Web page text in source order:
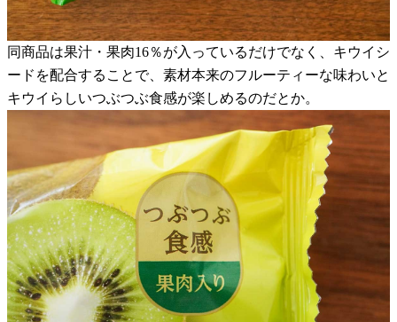
同商品は果汁・果肉16％が入っているだけでなく、キウイシ
ードを配合することで、素材本来のフルーティーな味わいと
キウイらしいつぶつぶ食感が楽しめるのだとか。